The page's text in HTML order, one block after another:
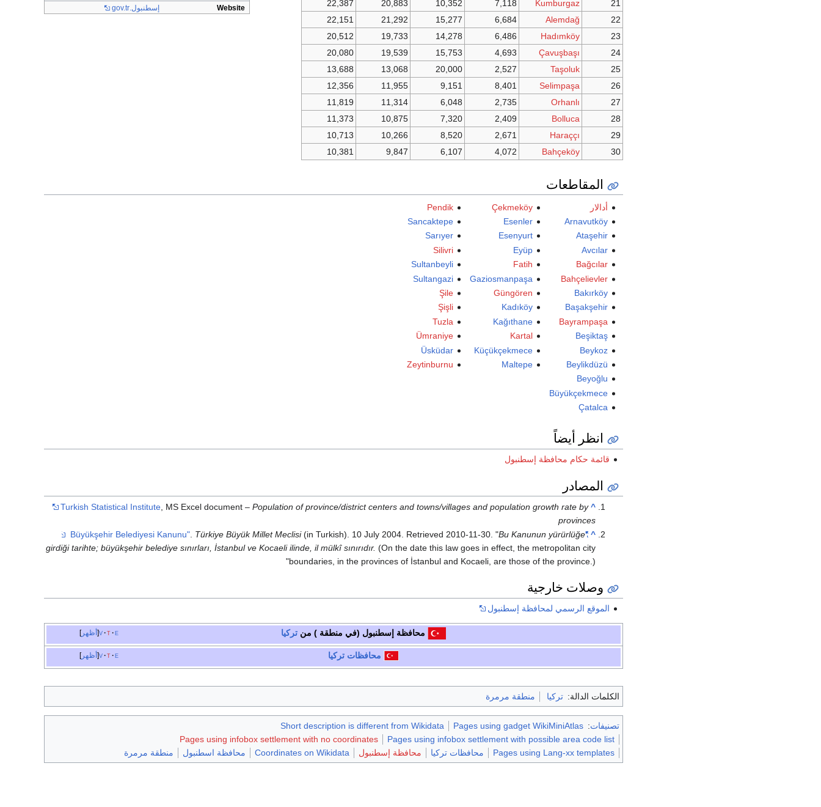
Website
إسطنبول.gov.tr
21
Kumburgaz
7,118
10,352
20,883
22,387
22
Alemdağ
6,684
15,277
21,292
22,151
23
Hadımköy
6,486
14,278
19,733
20,512
24
Çavuşbaşı
4,693
15,753
19,539
20,080
25
Taşoluk
2,527
20,000
13,068
13,688
26
Selimpaşa
8,401
9,151
11,955
12,356
27
Orhanlı
2,735
6,048
11,314
11,819
28
Bolluca
2,409
7,320
10,875
11,373
29
Haraççı
2,671
8,520
10,266
10,713
30
Bahçeköy
4,072
6,107
9,847
10,381
المقاطعات
أدالار
Arnavutköy
Ataşehir
Avcılar
Bağcılar
Bahçelievler
Bakırköy
Başakşehir
Bayrampaşa
Beşiktaş
Beykoz
Beylikdüzü
Beyoğlu
Büyükçekmece
Çatalca
Çekmeköy
Esenler
Esenyurt
Eyüp
Fatih
Gaziosmanpaşa
Güngören
Kadıköy
Kağıthane
Kartal
Küçükçekmece
Maltepe
Pendik
Sancaktepe
Sarıyer
Silivri
Sultanbeyli
Sultangazi
Şile
Şişli
Tuzla
Ümraniye
Üsküdar
Zeytinburnu
انظر أيضاً
قائمة حكام محافظة إسطنبول
المصادر
^
Turkish Statistical Institute , MS Excel document –Population of province/district centers and towns/villages and population growth rate by
provinces
^
"Büyükşehir Belediyesi Kanunu"
Türkiye Büyük Millet Meclisi(in Turkish). 10 July 2004 . Retrieved 2010-11-30 . Bu Kanunun yürürlüğe
girdiği tarihte; büyükşehir belediye sınırları, İstanbul ve Kocaeli ilinde, il mülkî sınırıdır. (On the date this law goes in effect, the metropolitan city
boundaries, in the provinces of İstanbul and Kocaeli, are those of the province.)
وصلات خارجية
الموقع الرسمي لمحافظة إسطنبول
أظهر v t e محافظة إسطنبول (في منطقة ) منتركيا
أظهر v t e محافظات تركيا
الكلمات الدالة: تركيا منطقة مرمرة
تصنيفات:
Pages using gadget WikiMiniAtlas
Short description is different from Wikidata
Pages using infobox settlement with possible area code list
Pages using infobox settlement with no coordinates
Pages using Lang-xx templates
محافظات تركيا محافظة إسطنبول Coordinates on Wikidata محافظة اسطنبول منطقة مرمرة